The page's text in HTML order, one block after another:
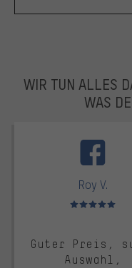
WIR TUN ALLES
WAS
Roy V.
Bewertungen: 5
Guter Preis,
Auswahl,